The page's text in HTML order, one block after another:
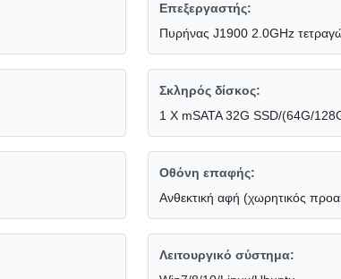
Επεξεργαστής:
Πυρήνας J1900 2.0GHz
Σκληρός δίσκος:
1 Χ mSATA 32G SSD/(64G/
Οθόνη επαφής:
Ανθεκτική αφή (χωρητικός
Λειτουργικό σύστημα: